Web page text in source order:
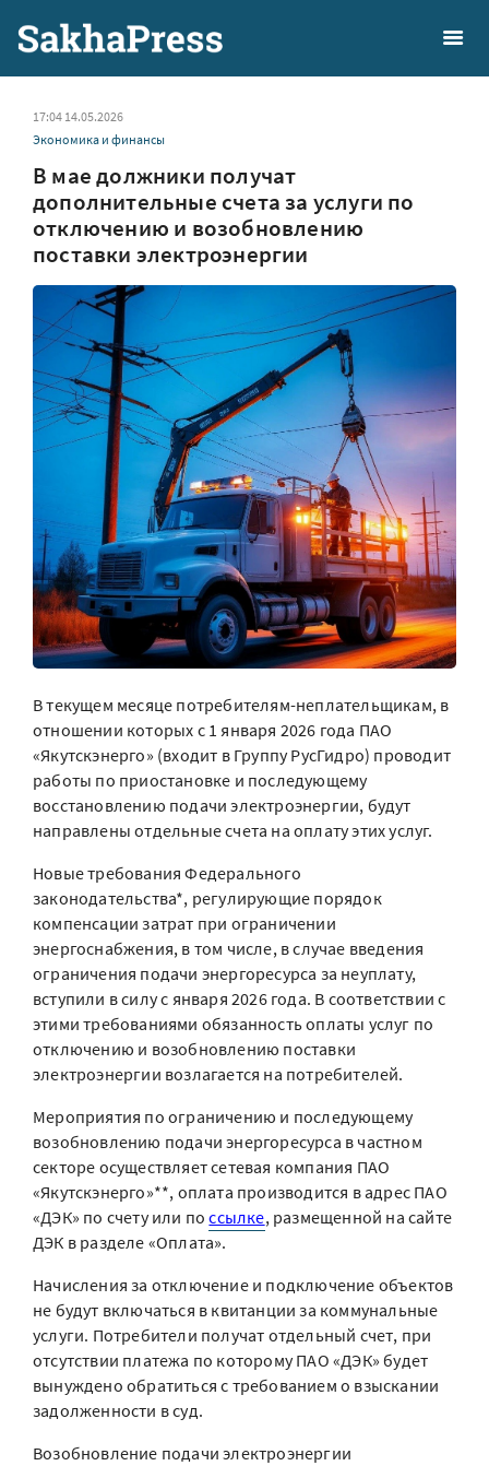
17:04 14.05.2026
Экономика и финансы
В мае должники получат
дополнительные счета за услуги по
отключению и возобновлению
поставки электроэнергии
В текущем месяце потребителям-неплательщикам, в
отношении которых с 1 января 2026 года ПАО
«Якутскэнерго» (входит в Группу РусГидро) проводит
работы по приостановке и последующему
восстановлению подачи электроэнергии, будут
направлены отдельные счета на оплату этих услуг.
Новые требования Федерального
законодательства*, регулирующие порядок
компенсации затрат при ограничении
энергоснабжения, в том числе, в случае введения
ограничения подачи энергоресурса за неуплату,
вступили в силу с января 2026 года. В соответствии с
этими требованиями обязанность оплаты услуг по
отключению и возобновлению поставки
электроэнергии возлагается на потребителей.
Мероприятия по ограничению и последующему
возобновлению подачи энергоресурса в частном
секторе осуществляет сетевая компания ПАО
«Якутскэнерго»**, оплата производится в адрес ПАО
«ДЭК» по счету или поссылке, размещенной на сайте
ДЭК в разделе «Оплата».
Начисления за отключение и подключение объектов
не будут включаться в квитанции за коммунальные
услуги. Потребители получат отдельный счет, при
отсутствии платежа по которому ПАО «ДЭК» будет
вынуждено обратиться с требованием о взыскании
задолженности в суд.
Возобновление подачи электроэнергии